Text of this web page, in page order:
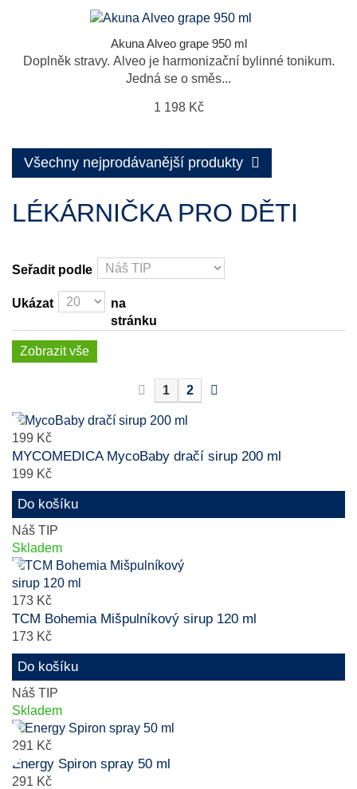
Akuna Alveo grape 950 ml
Doplněk stravy. Alveo je harmonizační bylinné tonikum.
Jedná se o směs...
1 198 Kč
Všechny nejprodávanější produkty
LÉKÁRNIČKA PRO DĚTI
Seřadit podle
Ukázat
na
stránku
Zobrazit vše
1 2
199 Kč
MYCOMEDICA MycoBaby dračí sirup 200 ml
199 Kč
Do košíku
Náš TIP
Skladem
173 Kč
TCM Bohemia Mišpulníkový sirup 120 ml
173 Kč
Do košíku
Náš TIP
Skladem
291 Kč
Energy Spiron spray 50 ml
291 Kč